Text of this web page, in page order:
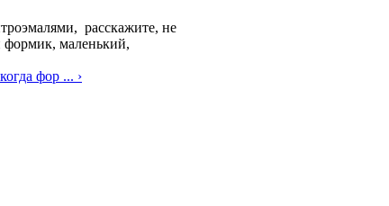
расскажите, не
формик, маленький,
фор ... ›